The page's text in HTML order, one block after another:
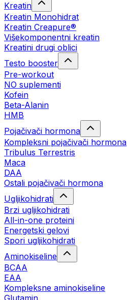
Kreatin
Kreatin Monohidrat
Kreatin Creapure®
Višekomponentni kreatin
Kreatini drugi oblici
Testo booster
Pre-workout
NO suplementi
Kofein
Beta-Alanin
HMB
Pojačivači hormona
Kompleksni pojačivači hormona
Tribulus Terrestris
Maca
DAA
Ostali pojačivači hormona
Ugljikohidrati
Brzi ugljikohidrati
All-in-one proteini
Energetski gelovi
Spori ugljikohidrati
Aminokiseline
BCAA
EAA
Kompleksne aminokiseline